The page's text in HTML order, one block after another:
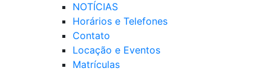
NOTÍCIAS
Horários e Telefones
Contato
Locação e Eventos
Matrículas